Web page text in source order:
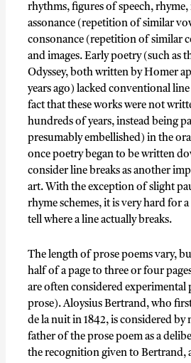
rhythms, figures of speech,
assonance (repetition of similar
consonance (repetition of similar
and images. Early poetry (such as
Odyssey, both written by Homer
years ago) lacked conventional
fact that these works were not
hundreds of years, instead being
presumably embellished) in the
once poetry began to be written
consider line breaks as another
art. With the exception of slight
rhyme schemes, it is very hard for
tell where a line actually breaks.
The length of prose poems vary,
half of a page to three or four
are often considered experimental
prose). Aloysius Bertrand, who
de la nuit in 1842, is considered by
father of the prose poem as a
the recognition given to Bertrand,